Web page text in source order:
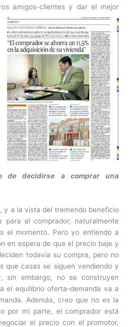
amigos-clientes y dar el mejor
de decidirse a comprar una
y a la vista del tremendo beneficio
para el comprador, naturalmente
el momento. Pero yo entiendo a
en espera de que el precio baje y
todavía su compra, pero no
que casas se siguen vendiendo y
sin embargo, no se construyen
el equilibrio oferta-demanda va a
Además, creo que no es la
por mi parte, el comprador está
el precio con el promotor,